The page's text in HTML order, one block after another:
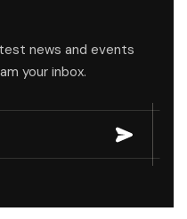
news and events
your inbox.